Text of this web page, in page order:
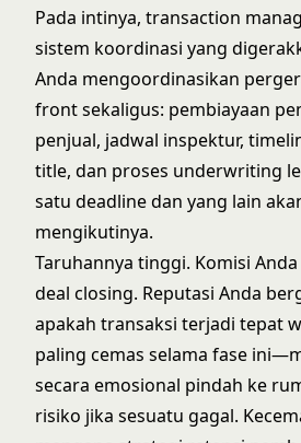
Pada intinya, transaction
sistem koordinasi yang
Anda mengoordinasikan
front sekaligus: pembiayaan
penjual, jadwal inspektur,
title, dan proses underwriting
satu deadline dan yang lain
mengikutinya.
Taruhannya tinggi. Komisi
deal closing. Reputasi Anda
apakah transaksi terjadi tepat
paling cemas selama fase
secara emosional pindah ke
risiko jika sesuatu gagal.